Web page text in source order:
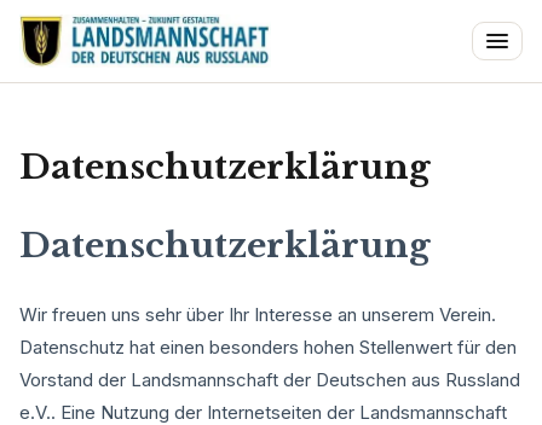
Datenschutzerklärung
Datenschutzerklärung
Wir freuen uns sehr über Ihr Interesse an unserem Verein.
Datenschutz hat einen besonders hohen Stellenwert für den
Vorstand der Landsmannschaft der Deutschen aus Russland
e.V.. Eine Nutzung der Internetseiten der Landsmannschaft